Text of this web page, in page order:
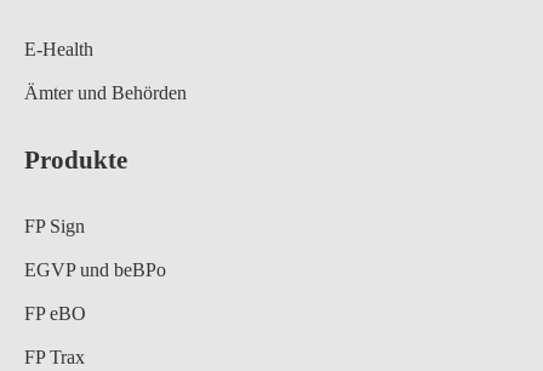
E-Health
Ämter und Behörden
Produkte
FP Sign
EGVP und beBPo
FP eBO
FP Trax